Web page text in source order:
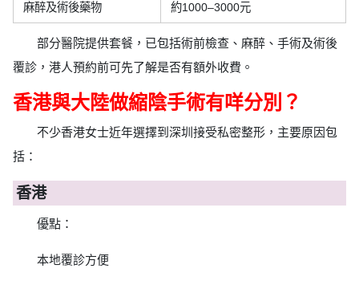
麻醉及術後藥物 約1000–3000元
部分醫院提供套餐，已包括術前檢查、麻醉、手術及術後
覆診，港人預約前可先了解是否有額外收費。
香港與大陸做縮陰手術有咩分別？
不少香港女士近年選擇到深圳接受私密整形，主要原因包
括：
香港
優點：
本地覆診方便